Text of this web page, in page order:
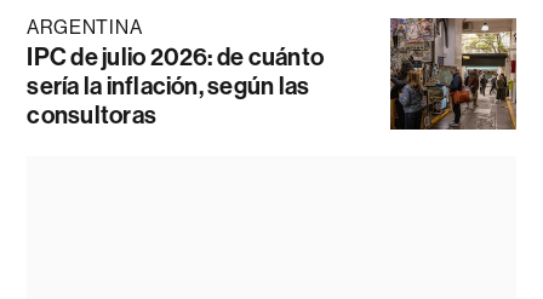
ARGENTINA
IPC de julio 2026: de cuánto
sería la inflación, según las
consultoras